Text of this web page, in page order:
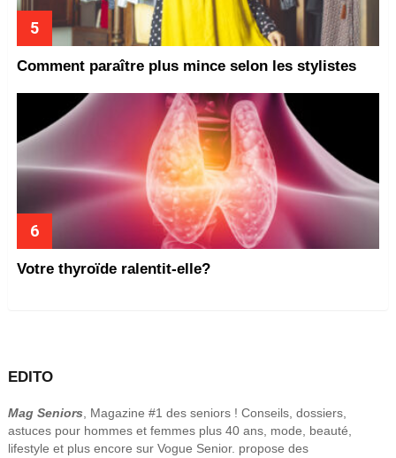
Comment paraître plus mince selon les stylistes
Votre thyroïde ralentit-elle?
EDITO
Mag Seniors , Magazine #1 des seniors ! Conseils, dossiers,
astuces pour hommes et femmes plus 40 ans, mode, beauté,
lifestyle et plus encore sur Vogue Senior. propose des